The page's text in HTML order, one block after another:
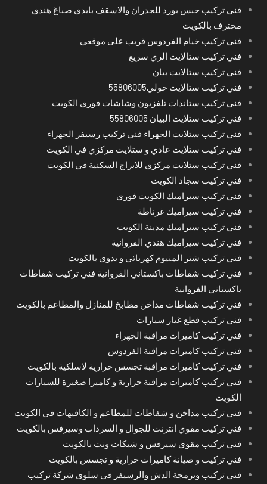
فني تركيب جبس بورد للجدران والاسقف بايدي صباغ هندي
محترف بالكويت
فني تركيب خيام الفردوس قريب على موقعي
فني تركيب ستالايت الري سريع
فني تركيب ستالايت بيان
فني تركيب ستالايت حولي55806005
فني تركيب ستاندات تلفزيون وشاشات فوري الكويت
فني تركيب ستلايت البيان 55806005
فني تركيب ستلايت الجهراء فني تركيب رسيفر الجهراء
فني تركيب ستلايت عادي و ستلايت مركزي في الكويت
فني تركيب ستلايت مركزي للابراج السكنية في الكويت
فني تركيب سجاد الكويت
فني تركيب سيراميك الكويت فوري
فني تركيب سيراميك غرناطة
فني تركيب سيراميك مدينة الكويت
فني تركيب سيراميك هندي الفروانية
فني تركيب شتر المنيوم كهربائي و يدوي بالكويت
فني تركيب شفاطات باكستاني الفروانية فني تركيب شفاطات
باكستاني الفروانية
فني تركيب شفاطات مداخن مطابخ للمنازل والمطاعم بالكويت
فني تركيب قطع غيار سيارات
فني تركيب كاميرات مراقبة الجهراء
فني تركيب كاميرات مراقبة الفردوس
فني تركيب كاميرات مراقبة تجسس حرارية لاسلكية بالكويت
فني تركيب كاميرات مراقبة حرارية و كاميرا صغيرة للسيارات
الكويت
فني تركيب مداخن و شفاطات للمطاعم و الكافيهات في الكويت
فني تركيب مقوي انترنت للجوال و السرداب وسيرفس بالكويت
فني تركيب مقوي سيرفس و شبكات ونت بالكويت
فني تركيب و صيانة كاميرات حرارية و تجسس بالكويت
فني تركيب وبرمجة الدش والرسيفر في سلوى شركة تركيب